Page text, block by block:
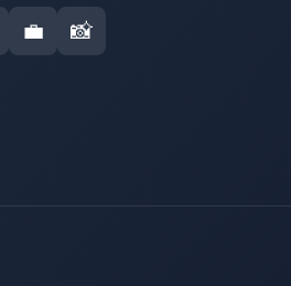
💼 📸